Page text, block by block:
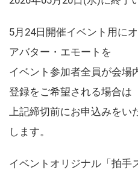
5月24日開催イベント用に
アバター・エモートを
イベント参加者全員が会場
登録をご希望される場合は
上記締切前にお申込みを
します。
イベントオリジナル「拍手